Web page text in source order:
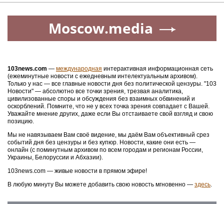
Moscow.media
103news.com — международная интерактивная информационная сеть
(ежеминутные новости с ежедневным интелектуальным архивом).
Только у нас — все главные новости дня без политической цензуры. "103
Новости" — абсолютно все точки зрения, трезвая аналитика,
цивилизованные споры и обсуждения без взаимных обвинений и
оскорблений. Помните, что не у всех точка зрения совпадает с Вашей.
Уважайте мнение других, даже если Вы отстаиваете свой взгляд и свою
позицию.
Мы не навязываем Вам своё видение, мы даём Вам объективный срез
событий дня без цензуры и без купюр. Новости, какие они есть —
онлайн (с поминутным архивом по всем городам и регионам России,
Украины, Белоруссии и Абхазии).
103news.com — живые новости в прямом эфире!
В любую минуту Вы можете добавить свою новость мгновенно — здесь.